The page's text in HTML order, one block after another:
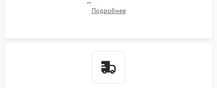
позиционирования. Проверка полетного контроллера,
регуляторов оборотов (ESC) и бесколлекторных моторов на
Подробнее